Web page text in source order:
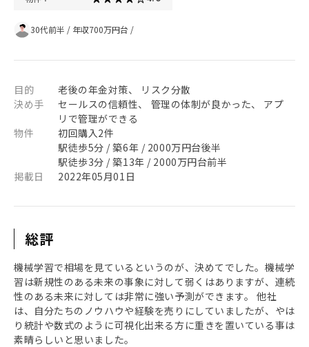
30代前半 / 年収700万円台 /
目的
老後の年金対策、 リスク分散
決め手
セールスの信頼性、 管理の体制が良かった、 アプ
リで管理ができる
物件
初回購入2件
駅徒歩5分 / 築6年 / 2000万円台後半
駅徒歩3分 / 築13年 / 2000万円台前半
掲載日
2022年05月01日
総評
機械学習で相場を見ているというのが、決めてでした。機械学
習は新規性のある未来の事象に対して弱くはありますが、連続
性のある未来に対しては非常に強い予測ができます。 他社
は、自分たちのノウハウや経験を売りにしていましたが、やは
り統計や数式のように可視化出来る方に重きを置いている事は
素晴らしいと思いました。